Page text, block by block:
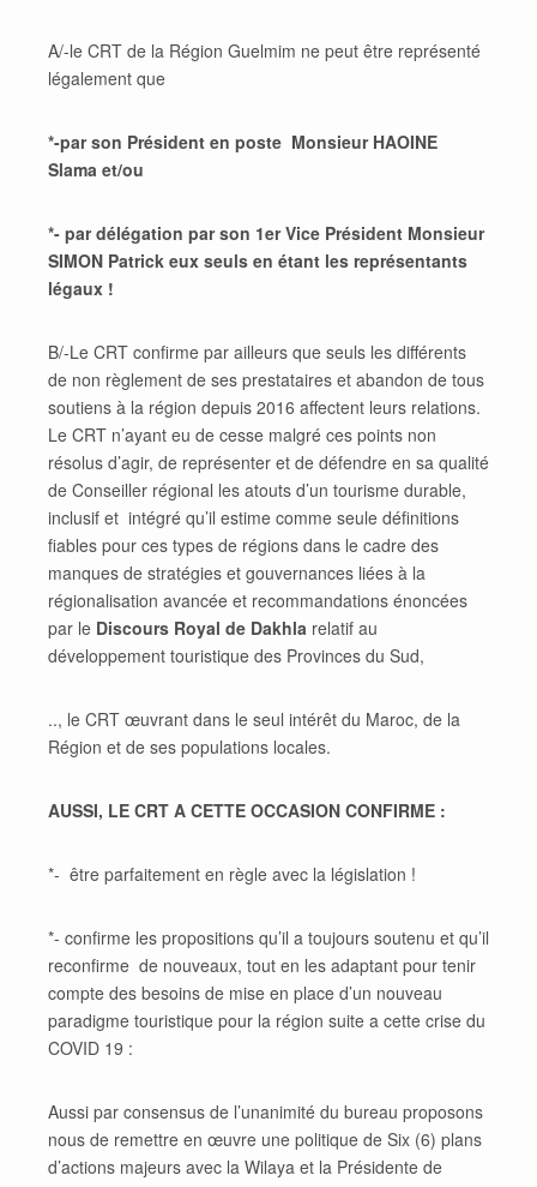
A/-le CRT de la Région Guelmim ne peut être représenté
légalement que
*-par son Président en poste Monsieur HAOINE
Slama et/ou
*- par délégation par son 1er Vice Président Monsieur
SIMON Patrick eux seuls en étant les représentants
légaux !
B/-Le CRT confirme par ailleurs que seuls les différents
de non règlement de ses prestataires et abandon de tous
soutiens à la région depuis 2016 affectent leurs relations.
Le CRT n’ayant eu de cesse malgré ces points non
résolus d’agir, de représenter et de défendre en sa qualité
de Conseiller régional les atouts d’un tourisme durable,
inclusif et intégré qu’il estime comme seule définitions
fiables pour ces types de régions dans le cadre des
manques de stratégies et gouvernances liées à la
régionalisation avancée et recommandations énoncées
par le Discours Royal de Dakhla relatif au
développement touristique des Provinces du Sud,
.., le CRT œuvrant dans le seul intérêt du Maroc, de la
Région et de ses populations locales.
AUSSI, LE CRT A CETTE OCCASION CONFIRME :
*- être parfaitement en règle avec la législation !
*- confirme les propositions qu’il a toujours soutenu et qu’il
reconfirme de nouveaux, tout en les adaptant pour tenir
compte des besoins de mise en place d’un nouveau
paradigme touristique pour la région suite a cette crise du
COVID 19 :
Aussi par consensus de l’unanimité du bureau proposons
nous de remettre en œuvre une politique de Six (6) plans
d’actions majeurs avec la Wilaya et la Présidente de